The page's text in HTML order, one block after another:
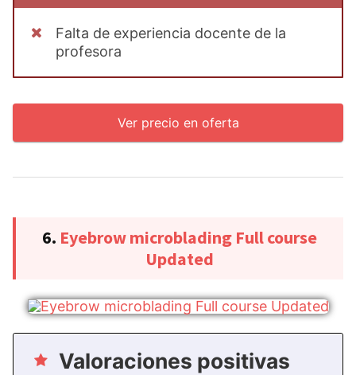
Falta de experiencia docente de la
profesora
Ver precio en oferta
6. Eyebrow microblading Full course
Updated
Valoraciones positivas